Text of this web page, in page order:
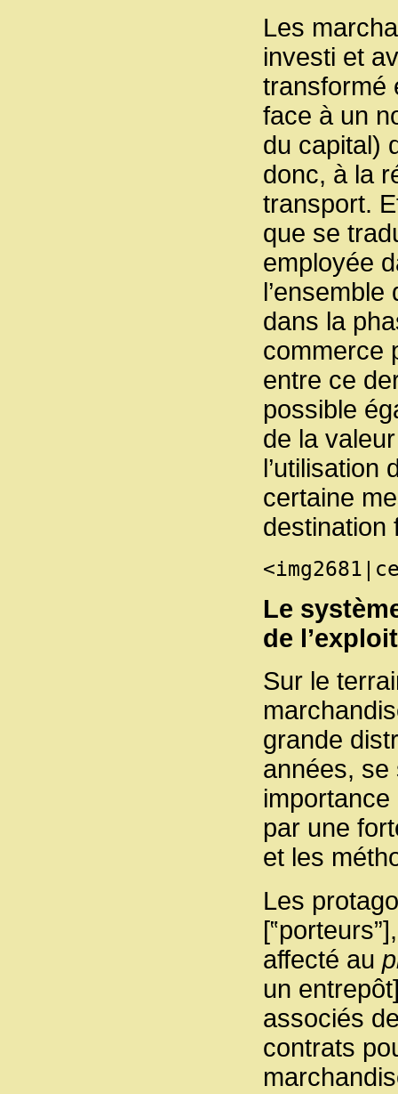
Les
investi et
transformé
face à un
du capital)
donc, à la
transport.
que se
employée
dans la
commerce
entre ce
possible
de la
certaine
destination
Le
de
Sur le
grande
années, se
importance
par une
et les
Les
affecté au
un
associés
contrats